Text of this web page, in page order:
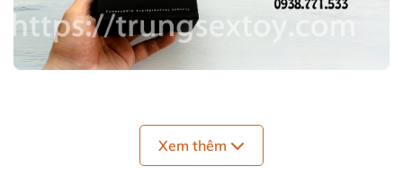
rất là đẹpnhécác bạn
Xem thêm